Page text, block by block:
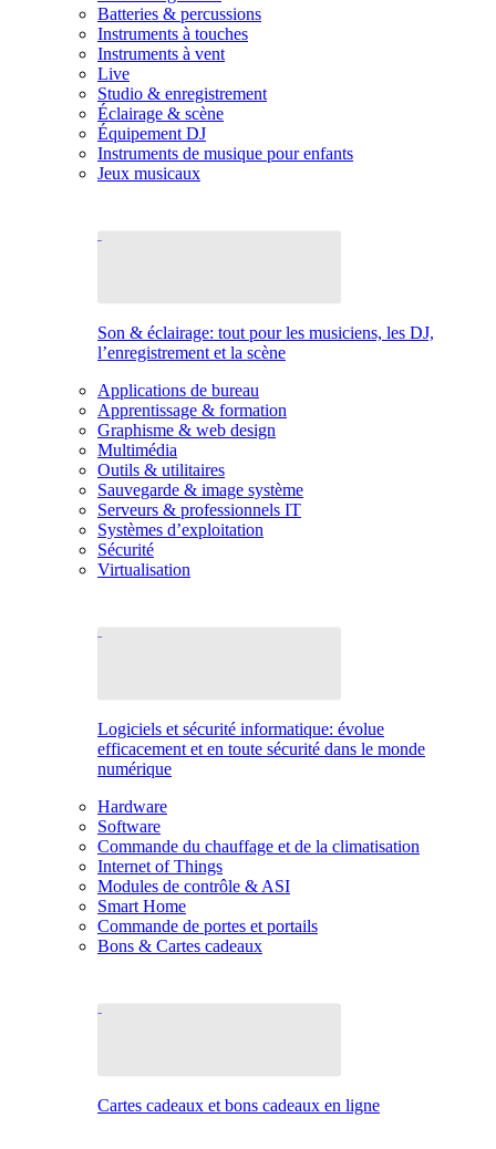
Batteries & percussions
Instruments à touches
Instruments à vent
Live
Studio & enregistrement
Éclairage & scène
Équipement DJ
Instruments de musique pour enfants
Jeux musicaux
Son & éclairage: tout pour les musiciens, les DJ,
l’enregistrement et la scène
Applications de bureau
Apprentissage & formation
Graphisme & web design
Multimédia
Outils & utilitaires
Sauvegarde & image système
Serveurs & professionnels IT
Systèmes d’exploitation
Sécurité
Virtualisation
Logiciels et sécurité informatique: évolue
efficacement et en toute sécurité dans le monde
numérique
Hardware
Software
Commande du chauffage et de la climatisation
Internet of Things
Modules de contrôle & ASI
Smart Home
Commande de portes et portails
Bons & Cartes cadeaux
Cartes cadeaux et bons cadeaux en ligne